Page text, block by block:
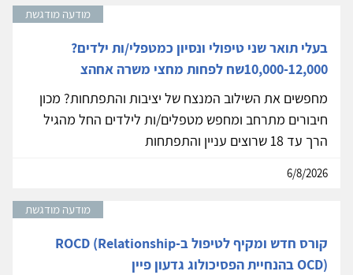
מודעה מודגשת
בעלי תואר שני טיפולי ונסיון כמטפלי/ות ילדים?
10,000-12,000שח לפחות מחצי משרה אחהצ
מחפשים את השילוב המנצח של יציבות והתפתחות? מכון
חיבורים מתרחב ומחפש מטפלים/ות לילדים החל מהגיל
הרך עד 18 שרוצים עניין והתפתחות
6/8/2026
מודעה מודגשת
קורס חדש ומקיף לטיפול ב-ROCD (Relationship
OCD) בהנחיית הפסיכולוג גדעון פיין